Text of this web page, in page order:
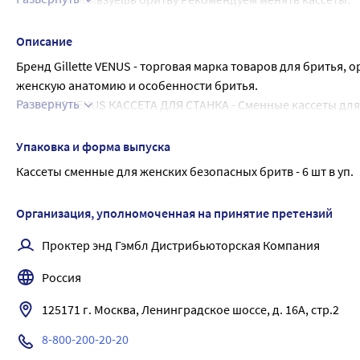
Через день Каждые 2-3 недели
Дважды в неделю Каждые 4-6 недель
Описание
Бренд Gillette VENUS - торговая марка товаров для
женскую анатомию и особенности бритья.
GILLETTE VENUS КАССЕТА ДЛЯ СТАНКА - Сменные кассеты
чистое бритье одним движением.
• 3 острых лезвия обеспечивают более гладкое и чистое
• Благодаря смазывающей полоске с алое бритва легко
• Закругленная плавающая головка плотно прилегает к
ВНИМАНИЕ!!! Любая сменная кассета Venus подходит к
Развернуть
Упаковка и форма выпуска
Кассеты сменные для женских безопасных бритв - 6 шт в уп.
Организация, уполномоченная на принятие претензий
Проктер энд Гэмбл Дистрибьюторская Компания
Россия
125171 г. Москва, Ленинградское шоссе, д. 16А, стр.2
8-800-200-20-20